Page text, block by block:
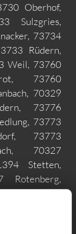
Oberhof,
Sulzgries,
73734
Rüdern,
Weil, 73760
73760
70329
73776
73773
73773
70327
Stetten,
Rotenberg,
71394
73773